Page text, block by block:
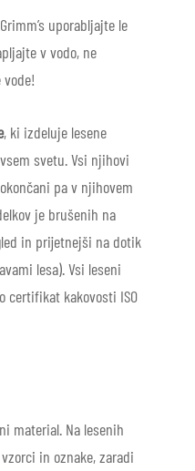
uporabljajte le
v vodo, ne
, ki izdeluje lesene
svetu. Vsi njihovi
pa v njihovem
je brušenih na
in prijetnejši na dotik
lesa). Vsi leseni
certifikat kakovosti ISO
material. Na lesenih
in oznake, zaradi